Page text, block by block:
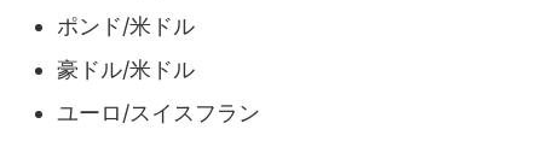
ポンド/米ドル
豪ドル/米ドル
ユーロ/スイスフラン